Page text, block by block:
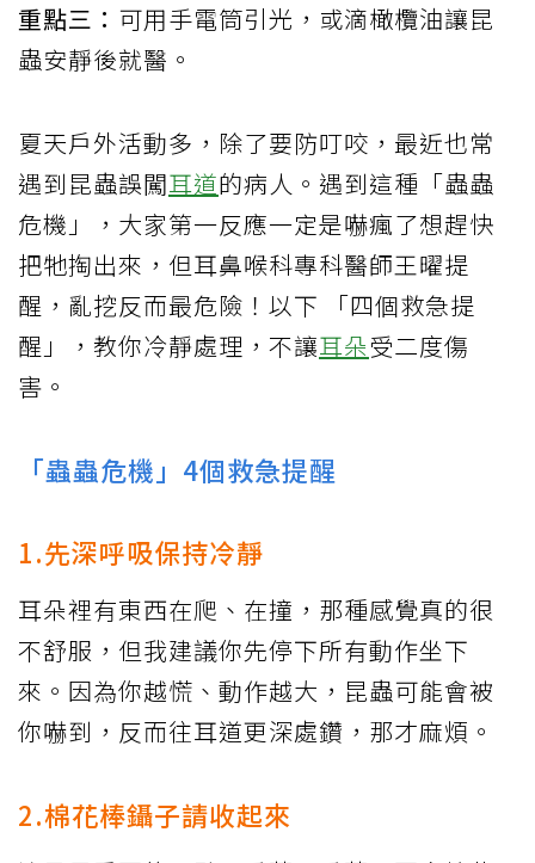
重點三： 可用手電筒引光，或滴橄欖油讓昆
蟲安靜後就醫。
夏天戶外活動多，除了要防叮咬，最近也常
遇到昆蟲誤闖耳道的病人。遇到這種「蟲蟲
危機」，大家第一反應一定是嚇瘋了想趕快
把牠掏出來，但耳鼻喉科專科醫師王曜提
醒，亂挖反而最危險！以下 「四個救急提
醒」，教你冷靜處理，不讓耳朵受二度傷
害。
「蟲蟲危機」4個救急提醒
1.先深呼吸保持冷靜
耳朵裡有東西在爬、在撞，那種感覺真的很
不舒服，但我建議你先停下所有動作坐下
來。因為你越慌、動作越大，昆蟲可能會被
你嚇到，反而往耳道更深處鑽，那才麻煩。
2.棉花棒鑷子請收起來